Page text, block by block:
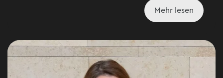
Mehr lesen